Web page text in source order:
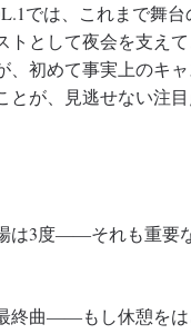
では、これまで舞台
トとして夜会を支え
、初めて事実上のキ
とが、見逃せない注
は3度――それも重要
終曲――もし休憩をは